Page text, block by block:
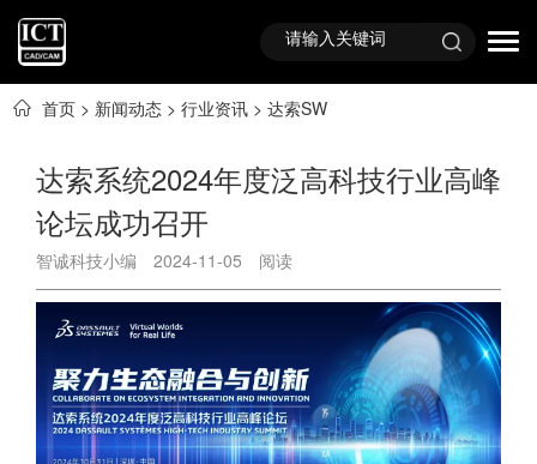
首页 > 新闻动态 > 行业资讯 > 达索SW
达索系统2024年度泛高科技行业高峰
论坛成功召开
智诚科技小编 2024-11-05 阅读